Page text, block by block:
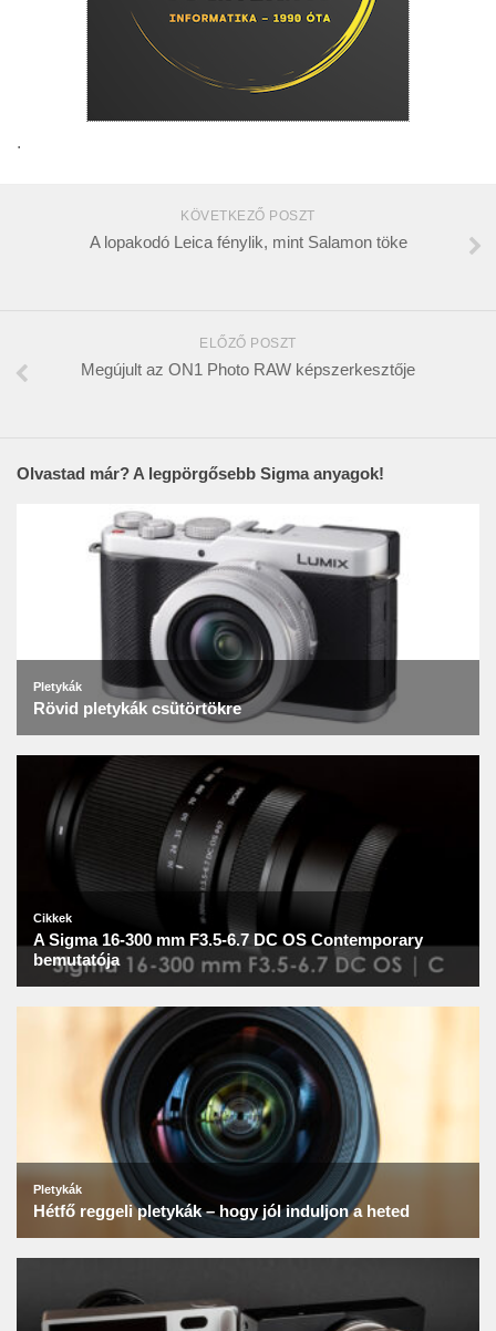
.
KÖVETKEZŐ POSZT
A lopakodó Leica fénylik, mint Salamon töke
ELŐZŐ POSZT
Megújult az ON1 Photo RAW képszerkesztője
Olvastad már? A legpörgősebb Sigma anyagok!